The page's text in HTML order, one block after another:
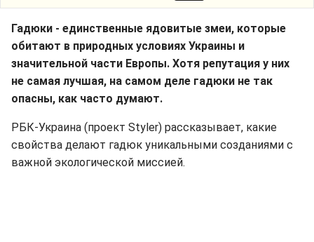
Гадюки - единственные ядовитые змеи, которые
обитают в природных условиях Украины и
значительной части Европы. Хотя репутация у них
не самая лучшая, на самом деле гадюки не так
опасны, как часто думают.
РБК-Украина (проект Styler) рассказывает, какие
свойства делают гадюк уникальными созданиями с
важной экологической миссией.